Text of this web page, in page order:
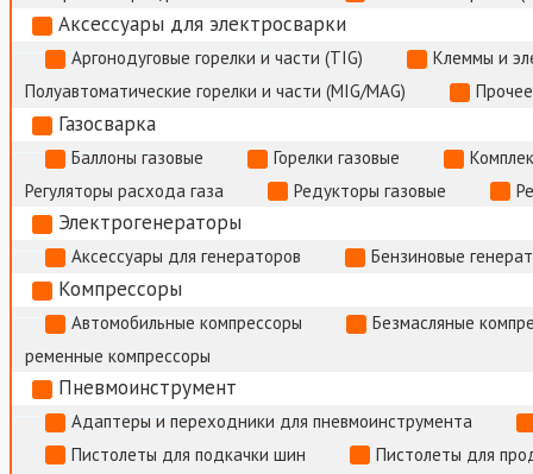
Аксессуары для электросварки
Аргонодуговые горелки и части (TIG)
Клеммы и
Полуавтоматические горелки и части (MIG/MAG)
Газосварка
Баллоны газовые Горелки газовые
Регуляторы расхода газа
Редукторы газовые
Электрогенераторы
Аксессуары для генераторов Бензиновые
Компрессоры
Автомобильные компрессоры
Безмасляные
ременные компрессоры
Пневмоинструмент
Адаптеры и переходники для пневмоинструмента
Пистолеты для подкачки шин
Пистолеты для